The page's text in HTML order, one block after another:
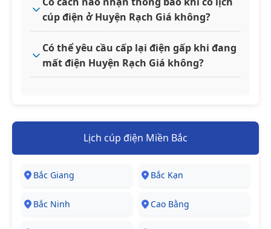
cúp điện ở Huyện Rạch Giá không?
Có thể yêu cầu cấp lại điện gấp khi đang
mất điện Huyện Rạch Giá không?
Lịch cúp điện Miền Bắc
Bắc Giang Bắc Kạn
Bắc Ninh Cao Bằng